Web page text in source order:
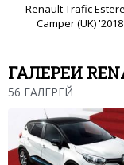
Renault Trafic
Camper (UK) '2018
ГАЛЕРЕИ
56 ГАЛЕРЕЙ